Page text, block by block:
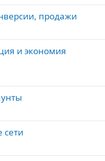
продажи
и экономия
сети